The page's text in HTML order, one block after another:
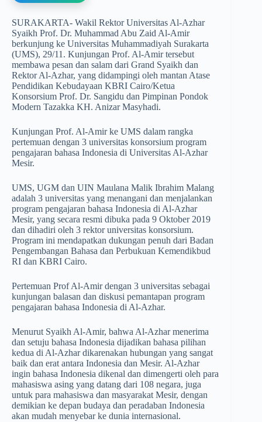
SURAKARTA- Wakil Rektor Universitas Al-Azhar
Syaikh Prof. Dr. Muhammad Abu Zaid Al-Amir
berkunjung ke Universitas Muhammadiyah Surakarta
(UMS), 29/11. Kunjungan Prof. Al-Amir tersebut
membawa pesan dan salam dari Grand Syaikh dan
Rektor Al-Azhar, yang didampingi oleh mantan Atase
Pendidikan Kebudayaan KBRI Cairo/Ketua
Konsorsium Prof. Dr. Sangidu dan Pimpinan Pondok
Modern Tazakka KH. Anizar Masyhadi.
Kunjungan Prof. Al-Amir ke UMS dalam rangka
pertemuan dengan 3 universitas konsorsium program
pengajaran bahasa Indonesia di Universitas Al-Azhar
Mesir.
UMS, UGM dan UIN Maulana Malik Ibrahim Malang
adalah 3 universitas yang menangani dan menjalankan
program pengajaran bahasa Indonesia di Al-Azhar
Mesir, yang secara resmi dibuka pada 9 Oktober 2019
dan dihadiri oleh 3 rektor universitas konsorsium.
Program ini mendapatkan dukungan penuh dari Badan
Pengembangan Bahasa dan Perbukuan Kemendikbud
RI dan KBRI Cairo.
Pertemuan Prof Al-Amir dengan 3 universitas sebagai
kunjungan balasan dan diskusi pemantapan program
pengajaran bahasa Indonesia di Al-Azhar.
Menurut Syaikh Al-Amir, bahwa Al-Azhar menerima
dan setuju bahasa Indonesia dijadikan bahasa pilihan
kedua di Al-Azhar dikarenakan hubungan yang sangat
baik dan erat antara Indonesia dan Mesir. Al-Azhar
ingin bahasa Indonesia dikenal dan dimengerti oleh para
mahasiswa asing yang datang dari 108 negara, juga
untuk para mahasiswa dan masyarakat Mesir, dengan
demikian ke depan budaya dan peradaban Indonesia
akan mudah menyebar ke dunia internasional.